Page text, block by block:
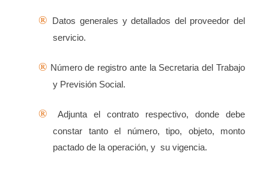
®
Datos generales y detallados del proveedor del
servicio.
® Número de registro ante la Secretaria del Trabajo
y Previsión Social.
®
Adjunta el contrato respectivo, donde debe
constar tanto el número, tipo, objeto, monto
pactado de la operación, y su vigencia.